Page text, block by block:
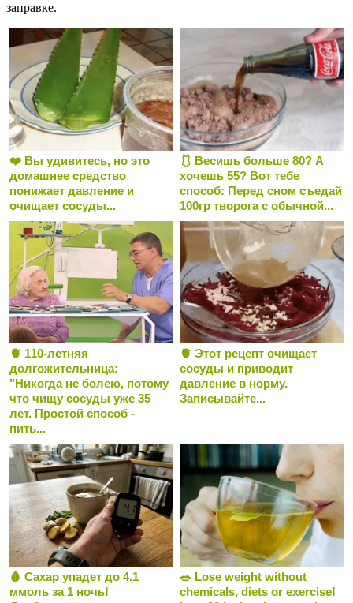
заправке.
❤️ Вы удивитесь, но это
домашнее средство
понижает давление и
очищает сосуды...
🩱 Весишь больше 80? А
хочешь 55? Вот тебе
способ: Перед сном съедай
100гр творога с обычной...
🫀 110-летняя
долгожительница:
"Никогда не болею, потому
что чищу сосуды уже 35
лет. Простой способ -
пить...
🫀 Этот рецепт очищает
сосуды и приводит
давление в норму.
Записывайте...
🩸 Сахар упадет до 4.1
ммоль за 1 ночь!
🥗 Lose weight without
chemicals, diets or exercise!